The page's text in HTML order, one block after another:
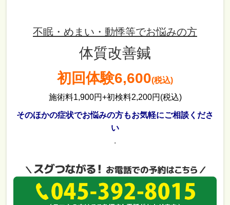
不眠・めまい・動悸等でお悩みの方
体質改善鍼
初回体験6,600(税込)
施術料1,900円+初検料2,200円(税込)
そのほかの症状でお悩みの方もお気軽にご相談くださ
い
.